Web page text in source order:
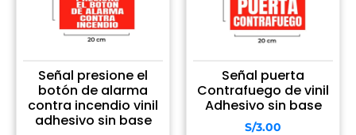
Señal presione el
botón de alarma
contra incendio vinil
adhesivo sin base
Señal puerta
Contrafuego de vinil
Adhesivo sin base
S/3.00